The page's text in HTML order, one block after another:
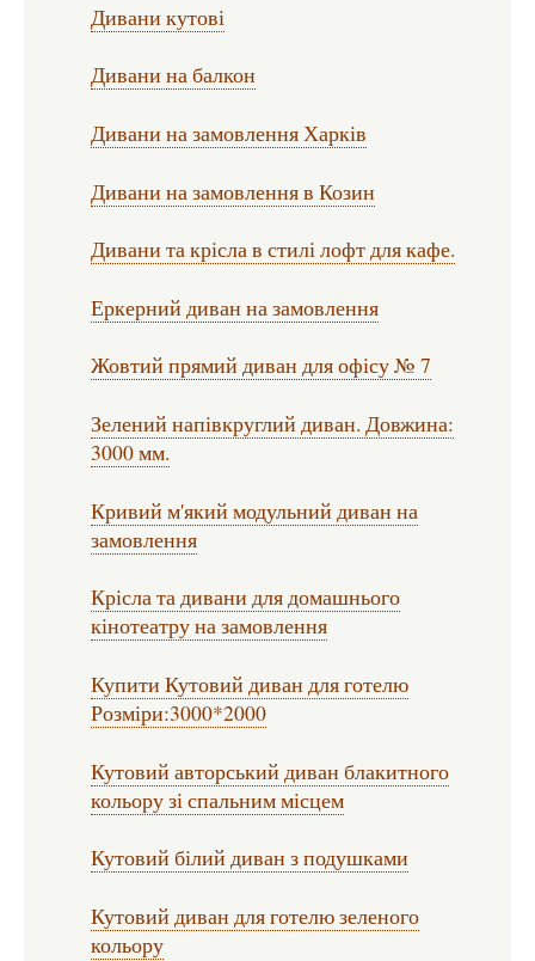
Дивани кутові
Дивани на балкон
Дивани на замовлення Харків
Дивани на замовлення в Козин
Дивани та крісла в стилі лофт для кафе.
Еркерний диван на замовлення
Жовтий прямий диван для офісу № 7
Зелений напівкруглий диван. Довжина:
3000 мм.
Кривий м'який модульний диван на
замовлення
Крісла та дивани для домашнього
кінотеатру на замовлення
Купити Кутовий диван для готелю
Розміри:3000*2000
Кутовий авторський диван блакитного
кольору зі спальним місцем
Кутовий білий диван з подушками
Кутовий диван для готелю зеленого
кольору